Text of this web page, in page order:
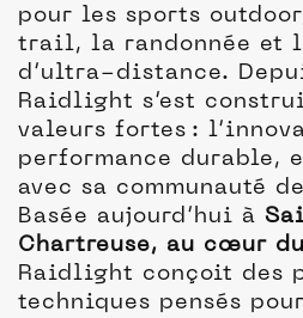
pour les sports
trail, la randonnée et
d’ultra-distance.
Raidlight s’est
valeurs fortes :
performance durable,
avec sa communauté
Basée aujourd’hui à
Chartreuse, au cœur
Raidlight conçoit des
techniques pensés